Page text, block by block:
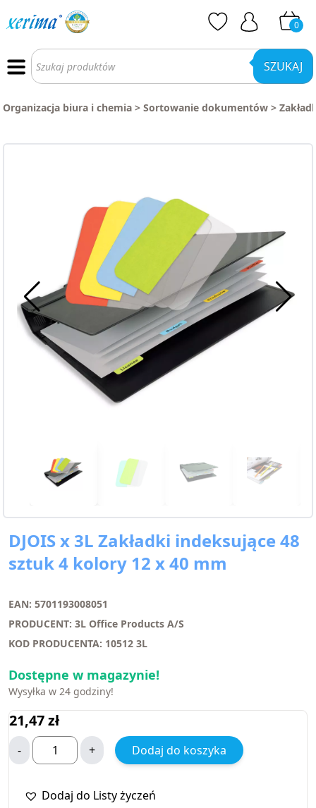
0
Wyszukiwarka
produktów SZUKAJ
Organizacja biura i chemia > Sortowanie dokumentów >
DJOIS x 3L Zakładki indeksujące 48
sztuk 4 kolory 12 x 40 mm
EAN: 5701193008051
PRODUCENT: 3L Office Products A/S
KOD PRODUCENTA: 10512 3L
Dostępne w magazynie!
Wysyłka w 24 godziny!
21,47zł
- + Dodaj do koszyka
Dodaj do Listy życzeń